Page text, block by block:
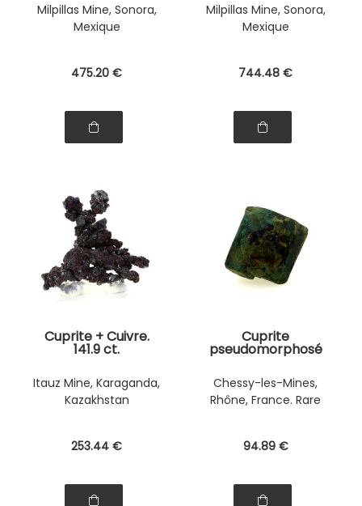
Milpillas Mine, Sonora,
Mexique
475.20 €
Milpillas Mine, Sonora,
Mexique
744.48 €
Cuprite + Cuivre.
141.9 ct.
Itauz Mine, Karaganda,
Kazakhstan
253.44 €
Cuprite
pseudomorphosé
Malachite. 3.3 ct.
Chessy-les-Mines,
Rhône, France. Rare
94.89 €